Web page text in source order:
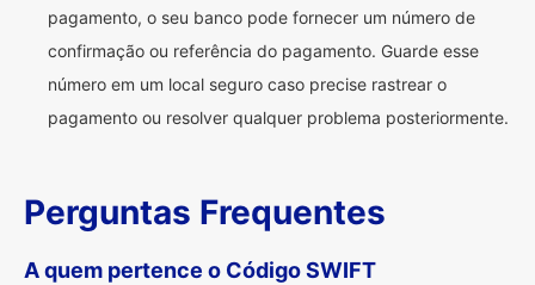
pagamento, o seu banco pode fornecer um número de
confirmação ou referência do pagamento. Guarde esse
número em um local seguro caso precise rastrear o
pagamento ou resolver qualquer problema posteriormente.
Perguntas Frequentes
A quem pertence o Código SWIFT